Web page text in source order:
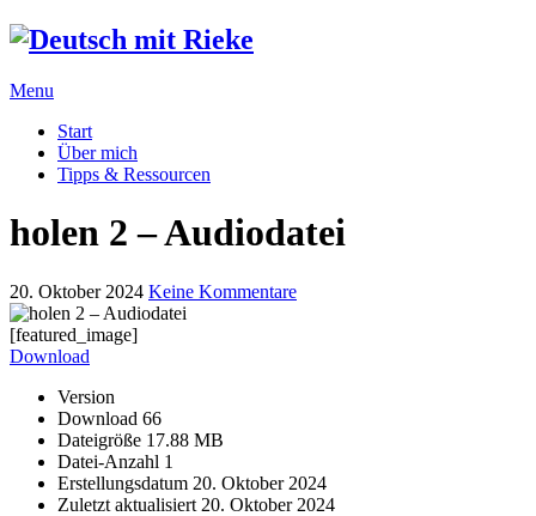
Menu
Start
Über mich
Tipps & Ressourcen
holen 2 – Audiodatei
20. Oktober 2024 Keine Kommentare
[featured_image]
Download
Version
Download 66
Dateigröße 17.88 MB
Datei-Anzahl 1
Erstellungsdatum 20. Oktober 2024
Zuletzt aktualisiert 20. Oktober 2024